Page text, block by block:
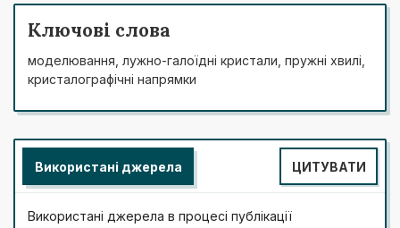
Ключові слова
моделювання, лужно-галоїдні кристали, пружні хвилі,
кристалографічні напрямки
Використані джерела ЦИТУВАТИ
Використані джерела в процесі публікації